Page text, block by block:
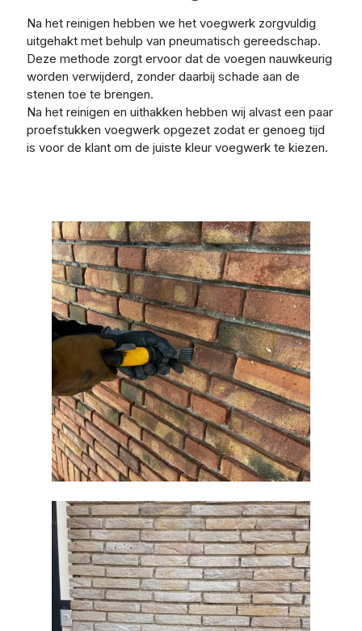
Na het reinigen hebben we het voegwerk zorgvuldig
uitgehakt met behulp van pneumatisch gereedschap.
Deze methode zorgt ervoor dat de voegen nauwkeurig
worden verwijderd, zonder daarbij schade aan de
stenen toe te brengen.
Na het reinigen en uithakken hebben wij alvast een paar
proefstukken voegwerk opgezet zodat er genoeg tijd
is voor de klant om de juiste kleur voegwerk te kiezen.